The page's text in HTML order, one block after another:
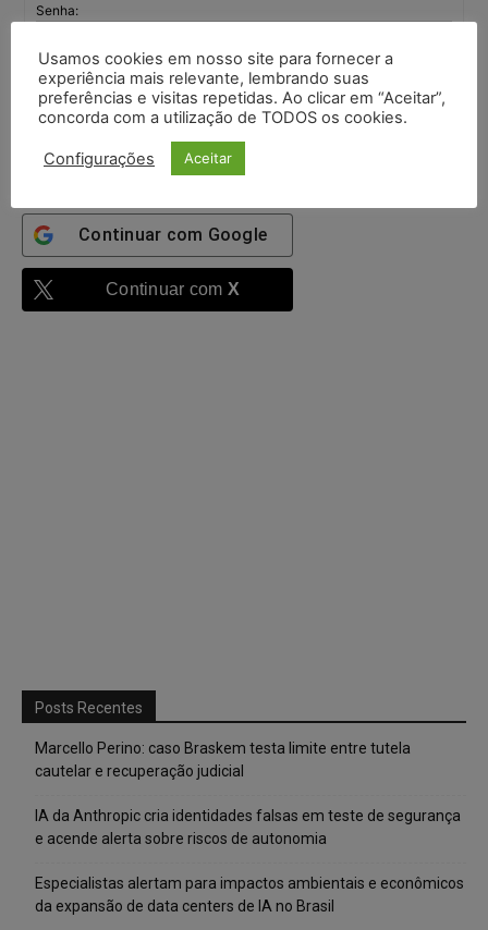
Senha:
Mantenha-me
autenticado
Continuar com Google
Continuar com X
Posts Recentes
Marcello Perino: caso Braskem testa limite entre tutela
cautelar e recuperação judicial
IA da Anthropic cria identidades falsas em teste de segurança
e acende alerta sobre riscos de autonomia
Especialistas alertam para impactos ambientais e econômicos
da expansão de data centers de IA no Brasil
Usamos cookies em nosso site para fornecer a
experiência mais relevante, lembrando suas
preferências e visitas repetidas. Ao clicar em “Aceitar”,
concorda com a utilização de TODOS os cookies.
Configurações Aceitar